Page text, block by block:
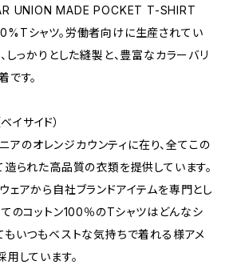
UNION MADE POCKET T-SHIRT
シャツ。労働者向けに生産されてい
しっかりとした縫製と、豊富なカラーバリ
です。
イサイド）
アのオレンジカウンティに在り、全てこの
造られた高品質の衣類を提供しています。
ェアから自社ブランドアイテムを専門とし
てのコットン100％のTシャツはどんなシ
もいつもベストな気持ちで着れる様アメ
しています。